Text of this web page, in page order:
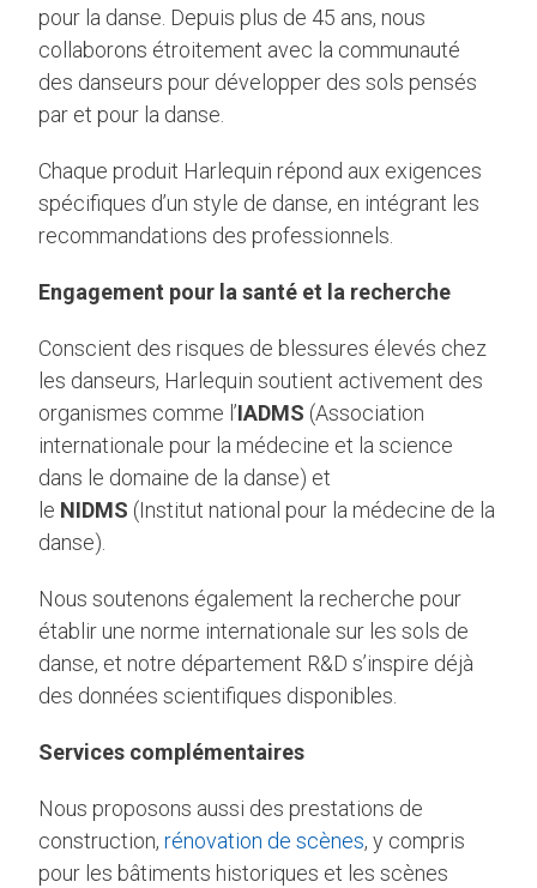
pour la danse. Depuis plus de 45 ans, nous
collaborons étroitement avec la communauté
des danseurs pour développer des sols pensés
par et pour la danse.
Chaque produit Harlequin répond aux exigences
spécifiques d’un style de danse, en intégrant les
recommandations des professionnels.
Engagement pour la santé et la recherche
Conscient des risques de blessures élevés chez
les danseurs, Harlequin soutient activement des
organismes comme l’IADMS (Association
internationale pour la médecine et la science
dans le domaine de la danse) et
le NIDMS (Institut national pour la médecine de la
danse).
Nous soutenons également la recherche pour
établir une norme internationale sur les sols de
danse, et notre département R&D s’inspire déjà
des données scientifiques disponibles.
Services complémentaires
Nous proposons aussi des prestations de
construction, rénovation de scènes, y compris
pour les bâtiments historiques et les scènes